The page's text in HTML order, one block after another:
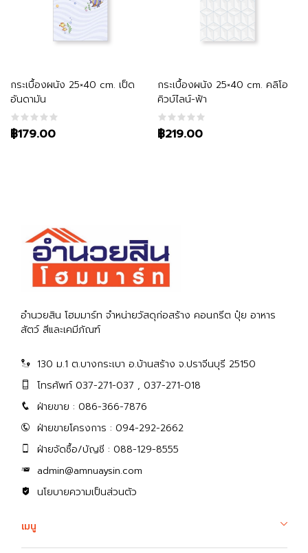
กระเบื้องผนัง 25×40 cm. เป็ด
อันดามัน
฿179.00
หยิบใส่ตะกร้า
กระเบื้องผนัง 25×40 cm. คลิโอ
คิวบ์ไลน์-ฟ้า
฿219.00
หยิบใส่ตะกร้า
อำนวยสิน โฮมมาร์ท จำหน่ายวัสดุก่อสร้าง คอนกรีต ปุ๋ย อาหาร
สัตว์ สีและเคมีภัณฑ์
130 ม.1 ต.บางกระเบา อ.บ้านสร้าง จ.ปราจีนบุรี 25150
โทรศัพท์ 037-271-037 , 037-271-018
ฝ่ายขาย : 086-366-7876
ฝ่ายขายโครงการ : 094-292-2662
ฝ่ายจัดซื้อ/บัญชี : 088-129-8555
admin@amnuaysin.com
นโยบายความเป็นส่วนตัว
เมนู